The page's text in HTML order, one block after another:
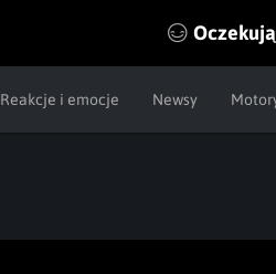
Reakcje i emocje Newsy